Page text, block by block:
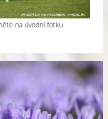
na úvodní fotku